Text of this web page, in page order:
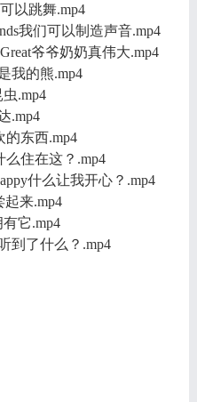
以跳舞.mp4
我们可以制造声音.mp4
爷爷奶奶真伟大.mp4
我的熊.mp4
.mp4
.mp4
东西.mp4
么住在这？.mp4
什么让我开心？.mp4
起来.mp4
它.mp4
到了什么？.mp4